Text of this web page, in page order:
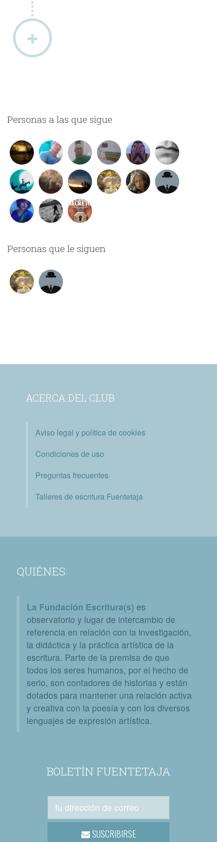
Personas a las que sigue
Personas que le siguen
ACERCA DEL CLUB
Aviso legal y política de cookies
Condiciones de uso
Preguntas frecuentes
Talleres de escritura Fuentetaja
QUIÉNES
La Fundación Escritura(s) es
observatorio y lugar de intercambio de
referencia en relación con la investigación,
la didáctica y la práctica artística de la
escritura. Parte de la premisa de que
todos los seres humanos, por el hecho de
serlo, son contadores de historias y están
dotados para mantener una relación activa
y creativa con la poesía y con los diversos
lenguajes de expresión artística.
BOLETÍN FUENTETAJA
SUSCRIBIRSE